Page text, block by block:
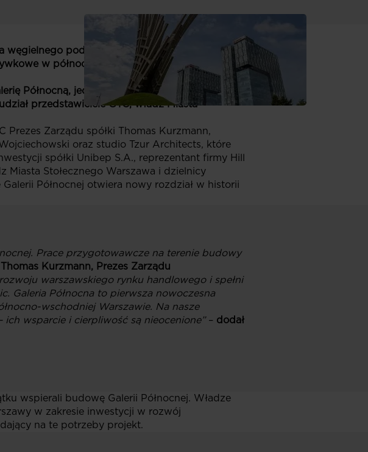
pod Galerię Północną
w północno-wschodniej części Warszawy
Północną, jedną z kluczowych inwestycji
przedstawiciele GTC, władz Miasta
Zarządu spółki Thomas Kurzmann,
oraz studio Tzur Architects, które
spółki Unibep S.A., reprezentant firmy Hill
Miasta Stołecznego Warszawa i dzielnicy
Północnej otwiera nowy rozdział w historii
Prace przygotowawcze na terenie budowy
Kurzmann, Prezes Zarządu
warszawskiego rynku handlowego i spełni
Galeria Północna to pierwsza nowoczesna
wschodniej Warszawie. Na nasze
ich wsparcie i cierpliwość są nieocenione” – dodał
wspierali budowę Galerii Północnej. Władze
w zakresie inwestycji w rozwój
na te potrzeby projekt.